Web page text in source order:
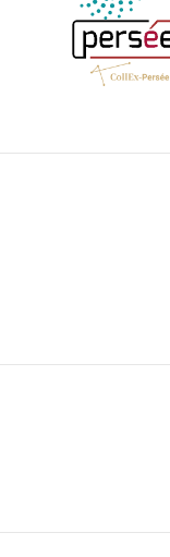
Menu